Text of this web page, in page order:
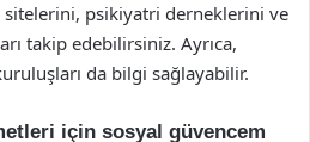
sitelerini, psikiyatri derneklerini ve
takip edebilirsiniz. Ayrıca,
da bilgi sağlayabilir.
için sosyal güvencem